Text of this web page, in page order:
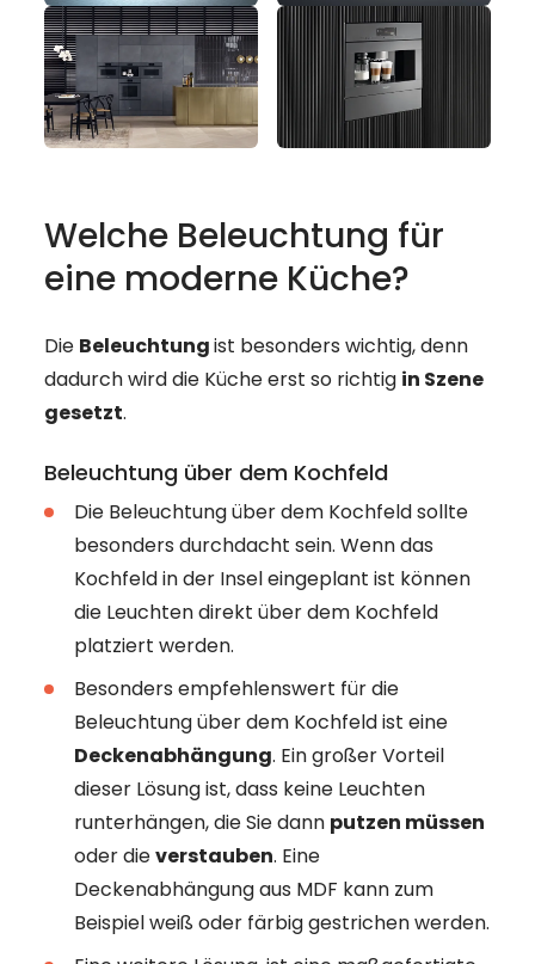
Welche Beleuchtung für
eine moderne Küche?
Die Beleuchtungist besonders wichtig, denn
dadurch wird die Küche erst so richtig in Szene
gesetzt.
Beleuchtung über dem Kochfeld
Die Beleuchtung über dem Kochfeld sollte
besonders durchdacht sein. Wenn das
Kochfeld in der Insel eingeplant ist können
die Leuchten direkt über dem Kochfeld
platziert werden.
Besonders empfehlenswert für die
Beleuchtung über dem Kochfeld ist eine
Deckenabhängung. Ein großer Vorteil
dieser Lösung ist, dass keine Leuchten
runterhängen, die Sie dann putzen müssen
oder dieverstauben. Eine
Deckenabhängung aus MDF kann zum
Beispiel weiß oder färbig gestrichen werden.